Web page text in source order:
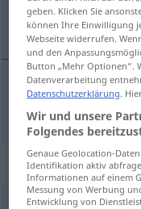
[по]душа
schnüffeln
geben. Klicken Sie
können Ihre Einwilligung
Webseite widerrufen.
und den
Button „Mehr Optionen“.
Datenverarbeitung
Datenschutzerklärung.
Wir und unsere
Folgendes
Genaue Geolocation-
Identifikation aktiv
Informationen auf einem
Messung von Werbung
Entwicklung von